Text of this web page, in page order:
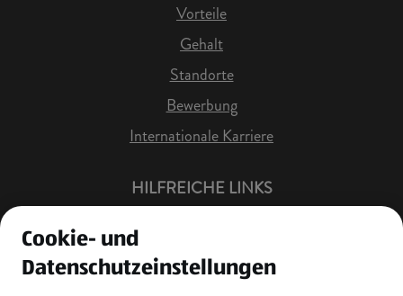
Vorteile
Gehalt
Standorte
Bewerbung
Internationale Karriere
HILFREICHE LINKS
Job Benachrichtigung
Bewerberkonto
Cookie- und
Datenschutzeinstellungen